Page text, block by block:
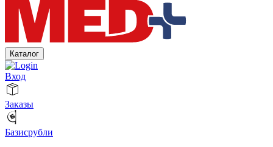
Каталог
Вход
Заказы
Базисрубли